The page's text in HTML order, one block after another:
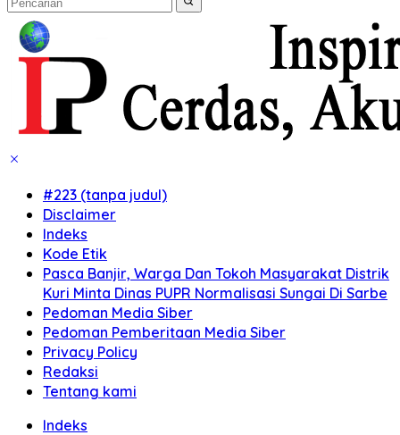
#223 (tanpa judul)
Disclaimer
Indeks
Kode Etik
Pasca Banjir, Warga Dan Tokoh Masyarakat Distrik
Kuri Minta Dinas PUPR Normalisasi Sungai Di Sarbe
Pedoman Media Siber
Pedoman Pemberitaan Media Siber
Privacy Policy
Redaksi
Tentang kami
Indeks